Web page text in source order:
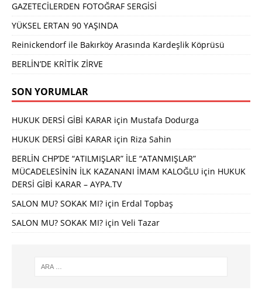
GAZETECİLERDEN FOTOĞRAF SERGİSİ
YÜKSEL ERTAN 90 YAŞINDA
Reinickendorf ile Bakırköy Arasında Kardeşlik Köprüsü
BERLİN’DE KRİTİK ZİRVE
SON YORUMLAR
HUKUK DERSİ GİBİ KARAR için Mustafa Dodurga
HUKUK DERSİ GİBİ KARAR için Riza Sahin
BERLİN CHP’DE “ATILMIŞLAR” İLE “ATANMIŞLAR”
MÜCADELESİNİN İLK KAZANANI İMAM KALOĞLU için HUKUK
DERSİ GİBİ KARAR – AYPA.TV
SALON MU? SOKAK MI? için Erdal Topbaş
SALON MU? SOKAK MI? için Veli Tazar